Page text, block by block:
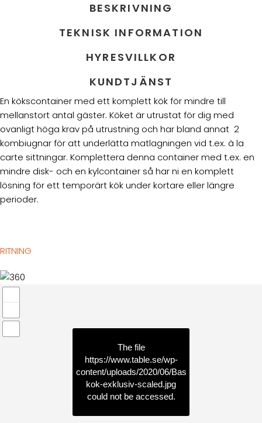
BESKRIVNING
TEKNISK INFORMATION
HYRESVILLKOR
KUNDTJÄNST
En kökscontainer med ett komplett kök för mindre till
mellanstort antal gäster. Köket är utrustat för dig med
ovanligt höga krav på utrustning och har bland annat 2
kombiugnar för att underlätta matlagningen vid t.ex. à la
carte sittningar. Komplettera denna container med t.ex. en
mindre disk- och en kylcontainer så har ni en komplett
lösning för ett temporärt kök under kortare eller längre
perioder.
RITNING
The file
https://www.table.se/wp-
content/uploads/2020/06/Bas
kok-exklusiv-scaled.jpg
could not be accessed.